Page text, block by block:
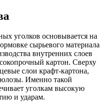
уголков основывается на
сырьевого материала
внутренних слоев
картон. Сверху
слои крафт-картона,
Именно такой
уголкам высокую
и ударам.